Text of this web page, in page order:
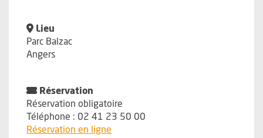
Lieu
Parc Balzac
Angers
Réservation
Réservation obligatoire
Téléphone : 02 41 23 50 00
Réservation en ligne